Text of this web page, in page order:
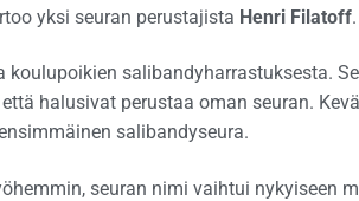
yksi seuran perustajista Henri Filatoff.
koulupoikien salibandyharrastuksesta.
halusivat perustaa oman seuran.
salibandyseura.
seuran nimi vaihtui nykyiseen